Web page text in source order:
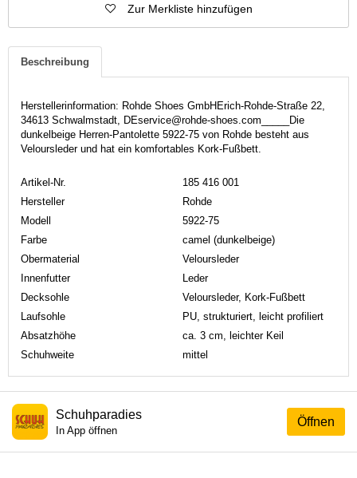
Zur Merkliste hinzufügen
Beschreibung
Herstellerinformation: Rohde Shoes GmbHErich-Rohde-Straße 22,
34613 Schwalmstadt, DEservice@rohde-shoes.com_____Die
dunkelbeige Herren-Pantolette 5922-75 von Rohde besteht aus
Veloursleder und hat ein komfortables Kork-Fußbett.
Artikel-Nr.
185 416 001
Hersteller
Rohde
Modell
5922-75
Farbe
camel (dunkelbeige)
Obermaterial
Veloursleder
Innenfutter
Leder
Decksohle
Veloursleder, Kork-Fußbett
Laufsohle
PU, strukturiert, leicht profiliert
Absatzhöhe
ca. 3 cm, leichter Keil
Schuhweite
mittel
Öffnen
Schuhparadies
In App öffnen